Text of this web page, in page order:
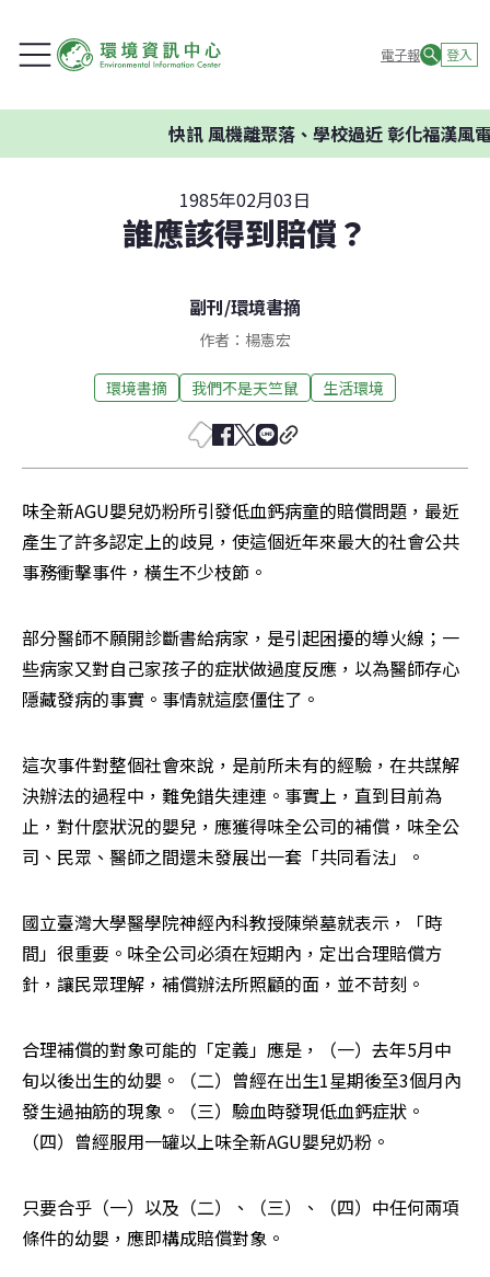
電子報 登入
快訊風機離聚落、學校過近 彰化福漢風電
1985年02月03日
誰應該得到賠償？
副刊/環境書摘
作者：楊憲宏
環境書摘 我們不是天竺鼠 生活環境
味全新AGU嬰兒奶粉所引發低血鈣病童的賠償問題，最近
產生了許多認定上的歧見，使這個近年來最大的社會公共
事務衝擊事件，橫生不少枝節。
部分醫師不願開診斷書給病家，是引起困擾的導火線；一
些病家又對自己家孩子的症狀做過度反應，以為醫師存心
隱藏發病的事實。事情就這麼僵住了。
這次事件對整個社會來說，是前所未有的經驗，在共謀解
決辦法的過程中，難免錯失連連。事實上，直到目前為
止，對什麼狀況的嬰兒，應獲得味全公司的補償，味全公
司、民眾、醫師之間還未發展出一套「共同看法」。
國立臺灣大學醫學院神經內科教授陳榮墓就表示，「時
間」很重要。味全公司必須在短期內，定出合理賠償方
針，讓民眾理解，補償辦法所照顧的面，並不苛刻。
合理補償的對象可能的「定義」應是，（一）去年5月中
旬以後出生的幼嬰。（二）曾經在出生1星期後至3個月內
發生過抽筋的現象。（三）驗血時發現低血鈣症狀。
（四）曾經服用一罐以上味全新AGU嬰兒奶粉。
只要合乎（一）以及（二）、（三）、（四）中任何兩項
條件的幼嬰，應即構成賠償對象。